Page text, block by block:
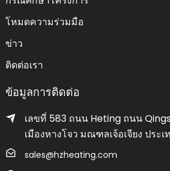
โหมดความร่วมมือ
ข่าว
ติดต่อเรา
ข้อมูลการติดต่อ
เลขที่ 583 ถนน Heting ถนน
เมืองหางโจว มณฑลเจ้อเจียง ประเ
sales@hzheating.com